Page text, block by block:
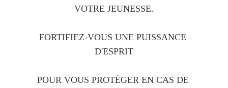
VOTRE JEUNESSE.
FORTIFIEZ-VOUS UNE PUISSANCE
D'ESPRIT
POUR VOUS PROTÉGER EN CAS DE